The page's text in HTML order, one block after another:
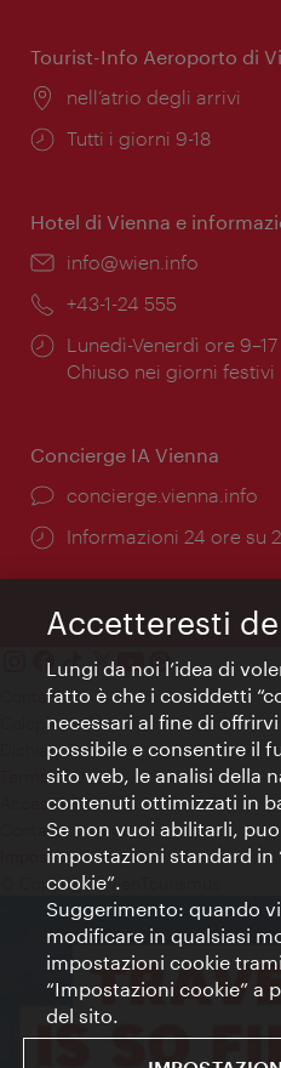
Tourist-Info Aeroporto di
Posizione:
nell’atrio degli arrivi
Orari
Tutti i giorni 9-18
Hotel di Vienna e
Email:
info@wien.info
Telefono:
+43-1-24 555
Orari
di
Lunedì-Venerdì ore 9–17
Chiuso nei giorni festivi
Concierge IA Vienna
Ort:
concierge.vienna.info
Öffnungszeiten:
Informazioni 24 ore su
Contatti
Colophon
Dichiarazione sulla protezione dei
Terms of Use
Accessibilità
Contatto stampa
Impostazioni cookie
© Copyright WienTourismus
Accetteresti
Lungi da noi l’idea di
fatto è che i cosiddetti
necessari al fine di
possibile e consentire il
sito web, le analisi della
contenuti ottimizzati in
Se non vuoi abilitarli,
impostazioni standard in
cookie”.
Suggerimento: quando
modificare in qualsiasi
impostazioni cookie
“Impostazioni cookie” a
del sito.